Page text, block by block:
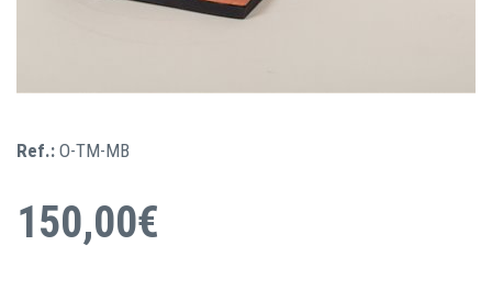
Ref.: O-TM-MB
150,00€